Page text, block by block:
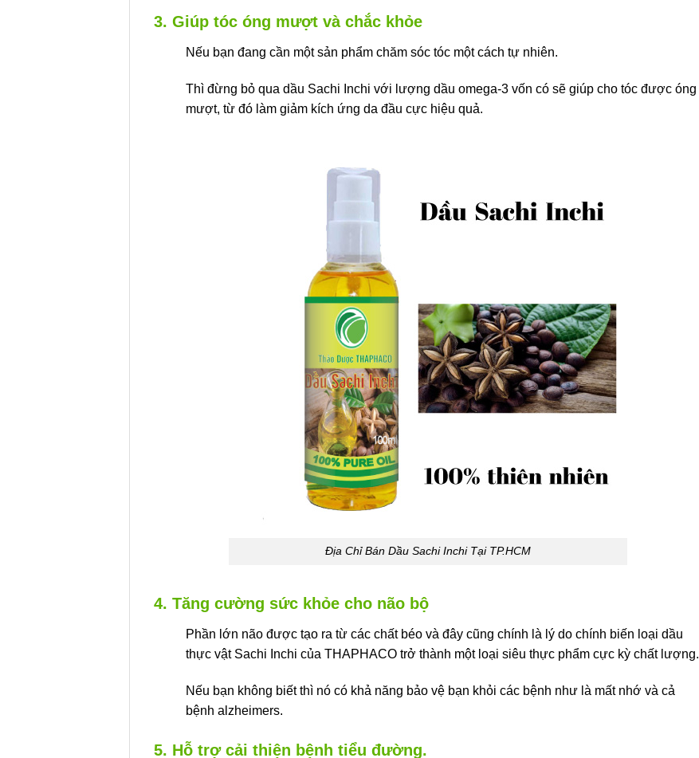
3. Giúp tóc óng mượt và chắc khỏe
Nếu bạn đang cần một sản phẩm chăm sóc tóc một cách tự nhiên.
Thì đừng bỏ qua dầu Sachi Inchi với lượng dầu omega-3 vốn có sẽ giúp cho tóc được óng
mượt, từ đó làm giảm kích ứng da đầu cực hiệu quả.
Địa Chỉ Bán Dầu Sachi Inchi Tại TP.HCM
4. Tăng cường sức khỏe cho não bộ
Phần lớn não được tạo ra từ các chất béo và đây cũng chính là lý do chính biến loại dầu
thực vật Sachi Inchi của THAPHACO trở thành một loại siêu thực phẩm cực kỳ chất lượng.
Nếu bạn không biết thì nó có khả năng bảo vệ bạn khỏi các bệnh như là mất nhớ và cả
bệnh alzheimers.
5. Hỗ trợ cải thiện bệnh tiểu đường.